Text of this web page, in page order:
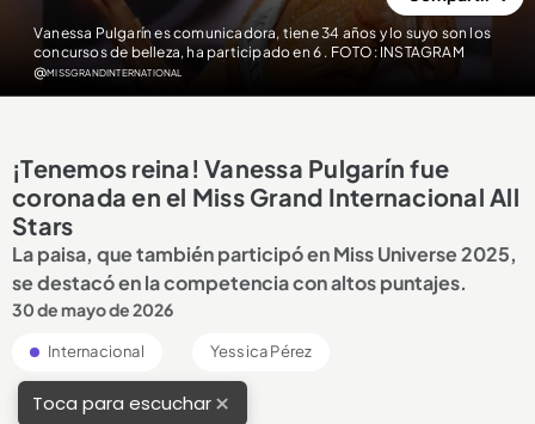
Vanessa Pulgarín es comunicadora, tiene 34 años y lo suyo son los
concursos de belleza, ha participado en 6 . FOTO: INSTAGRAM
@missgrandinternational
¡Tenemos reina! Vanessa Pulgarín fue
coronada en el Miss Grand Internacional All
Stars
La paisa, que también participó en Miss Universe 2025,
se destacó en la competencia con altos puntajes.
30 de mayo de 2026
Internacional Yessica Pérez
Toca para escuchar×